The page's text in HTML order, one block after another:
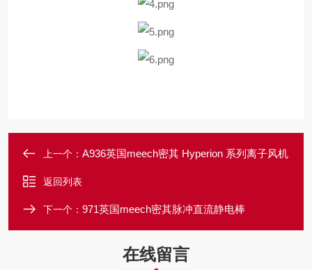
上一个： A936英国meech密其 Hyperion 系列离子风机
返回列表
下一个： 971英国meech密其脉冲直流静电棒
在线留言